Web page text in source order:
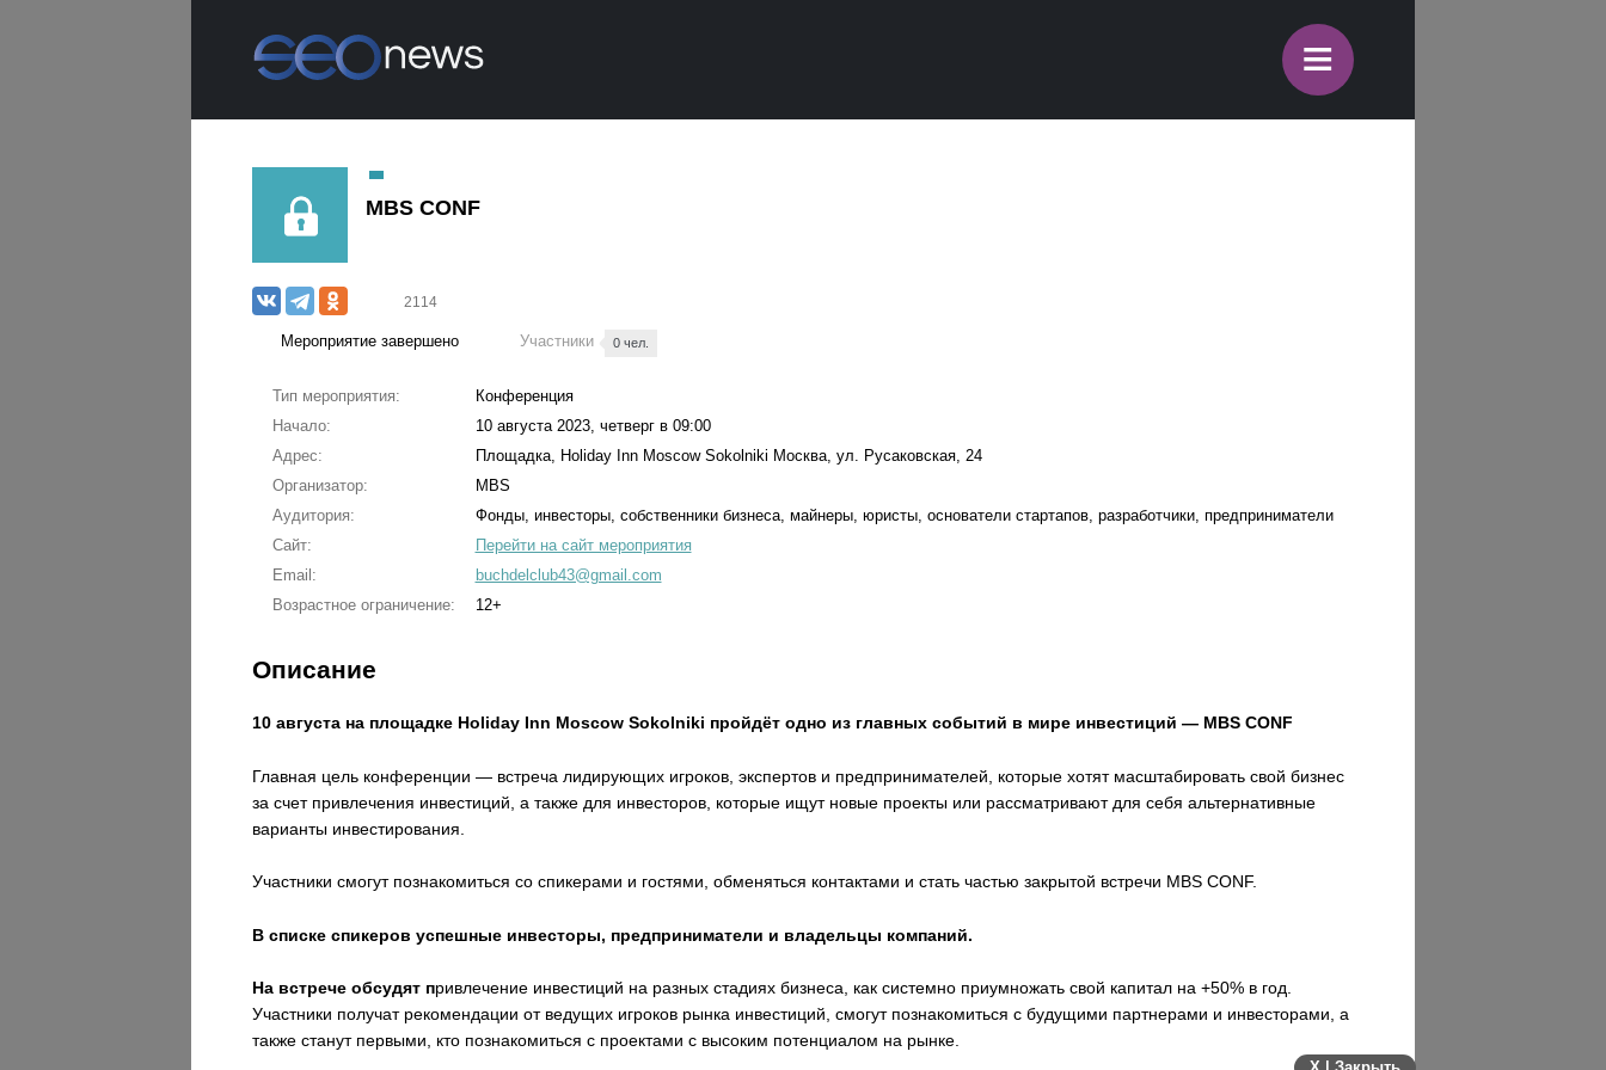
≡
MBS CONF
2114
Мероприятие завершено Участники 0 чел.
Тип мероприятия:
Конференция
Начало:
10 августа 2023, четверг в 09:00
Адрес:
Площадка, Holiday Inn Moscow Sokolniki Москва, ул. Русаковская, 24
Организатор:
MBS
Аудитория:
Фонды, инвесторы, собственники бизнеса, майнеры, юристы, основатели стартапов, разработчики, предприниматели
Сайт:
Перейти на сайт мероприятия
Email:
buchdelclub43@gmail.com
Возрастное ограничение:
12+
Описание
10 августа на площадке Holiday Inn Moscow Sokolniki пройдёт одно из главных событий в мире инвестиций — MBS CONF
Главная цель конференции — встреча лидирующих игроков, экспертов и предпринимателей, которые хотят масштабировать свой бизнес
за счет привлечения инвестиций, а также для инвесторов, которые ищут новые проекты или рассматривают для себя альтернативные
варианты инвестирования.
Участники смогут познакомиться со спикерами и гостями, обменяться контактами и стать частью закрытой встречи MBS CONF.
В списке спикеров успешные инвесторы, предприниматели и владельцы компаний.
На встрече обсудят привлечение инвестиций на разных стадиях бизнеса, как системно приумножать свой капитал на +50% в год.
Участники получат рекомендации от ведущих игроков рынка инвестиций, смогут познакомиться с будущими партнерами и инвесторами, а
также станут первыми, кто познакомиться с проектами с высоким потенциалом на рынке.